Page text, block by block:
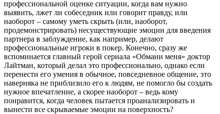
профессиональной оценке ситуации, когда вам нужно
выявить, лжет ли собеседник или говорит правду, или
наоборот – самому уметь скрыть (или, наоборот,
продемонстрировать) несуществующие эмоции для введения
партнера в заблуждение, как например, делают
профессиональные игроки в покер. Конечно, сразу же
вспоминается главный герой сериала «Обмани меня» доктор
Лайтман, который делал это профессионально, однако если
перенести его умения в обычное, повседневное общение, это
наверняка не приблизило его к людям, не помогло бы создать
нужное впечатление, а скорее наоборот – ведь кому
понравится, когда человек пытается проанализировать и
вынести все скрываемые эмоции на поверхность?